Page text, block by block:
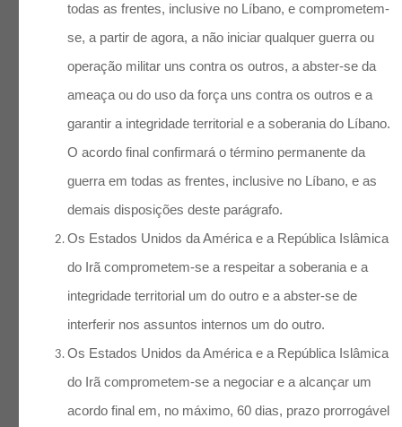
todas as frentes, inclusive no Líbano, e comprometem-
se, a partir de agora, a não iniciar qualquer guerra ou
operação militar uns contra os outros, a abster-se da
ameaça ou do uso da força uns contra os outros e a
garantir a integridade territorial e a soberania do Líbano.
O acordo final confirmará o término permanente da
guerra em todas as frentes, inclusive no Líbano, e as
demais disposições deste parágrafo.
Os Estados Unidos da América e a República Islâmica
do Irã comprometem-se a respeitar a soberania e a
integridade territorial um do outro e a abster-se de
interferir nos assuntos internos um do outro.
Os Estados Unidos da América e a República Islâmica
do Irã comprometem-se a negociar e a alcançar um
acordo final em, no máximo, 60 dias, prazo prorrogável